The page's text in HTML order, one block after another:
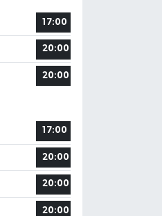
17:00
20:00
20:00
17:00
20:00
20:00
20:00